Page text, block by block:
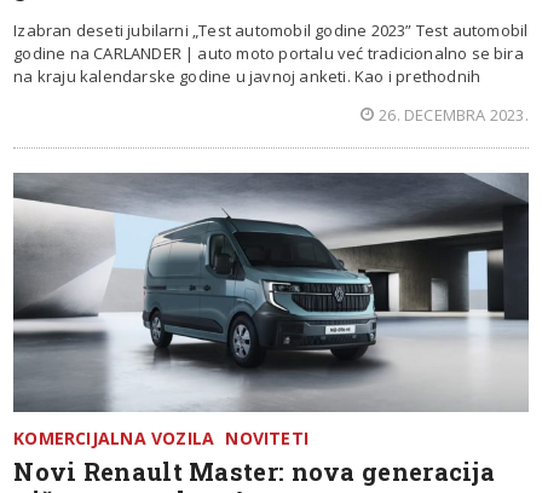
Izabran deseti jubilarni „Test automobil godine 2023” Test automobil
godine na CARLANDER | auto moto portalu već tradicionalno se bira
na kraju kalendarske godine u javnoj anketi. Kao i prethodnih
26. DECEMBRA 2023.
KOMERCIJALNA VOZILA NOVITETI
Novi Renault Master: nova generacija